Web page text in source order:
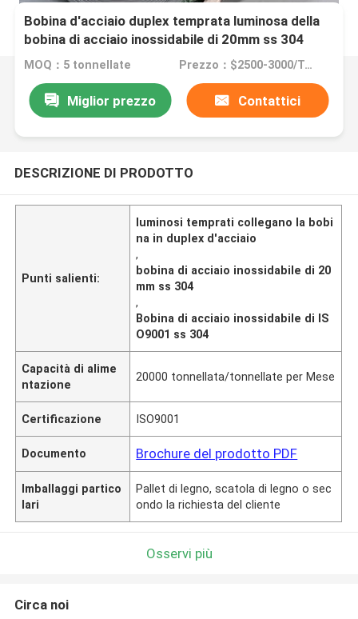
Bobina d'acciaio duplex temprata luminosa della
bobina di acciaio inossidabile di 20mm ss 304
MOQ：5 tonnellate Prezzo：$2500-3000/Tons 10-999 Tons
Miglior prezzo Contattici
DESCRIZIONE DI PRODOTTO
Punti salienti:
luminosi temprati collegano la bobi
na in duplex d'acciaio
,
bobina di acciaio inossidabile di 20
mm ss 304
,
Bobina di acciaio inossidabile di IS
O9001 ss 304
Capacità di alime
ntazione
20000 tonnellata/tonnellate per Mese
Certificazione ISO9001
Documento Brochure del prodotto PDF
Imballaggi partico
lari
Pallet di legno, scatola di legno o sec
ondo la richiesta del cliente
Osservi più
Circa noi